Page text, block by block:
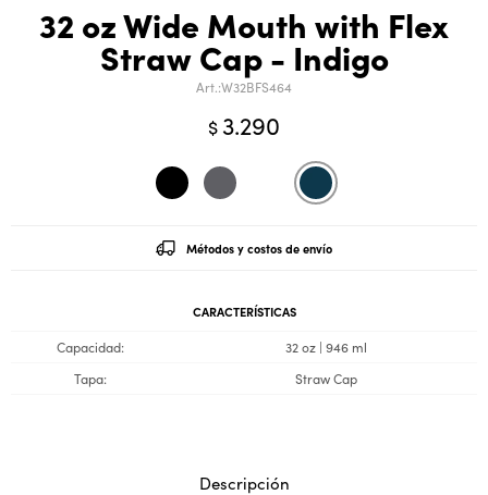
32 oz Wide Mouth with Flex
Straw Cap - Indigo
W32BFS464
$ 3.290
Métodos y costos de envío
CARACTERÍSTICAS
Capacidad
32 oz | 946 ml
Tapa
Straw Cap
Descripción